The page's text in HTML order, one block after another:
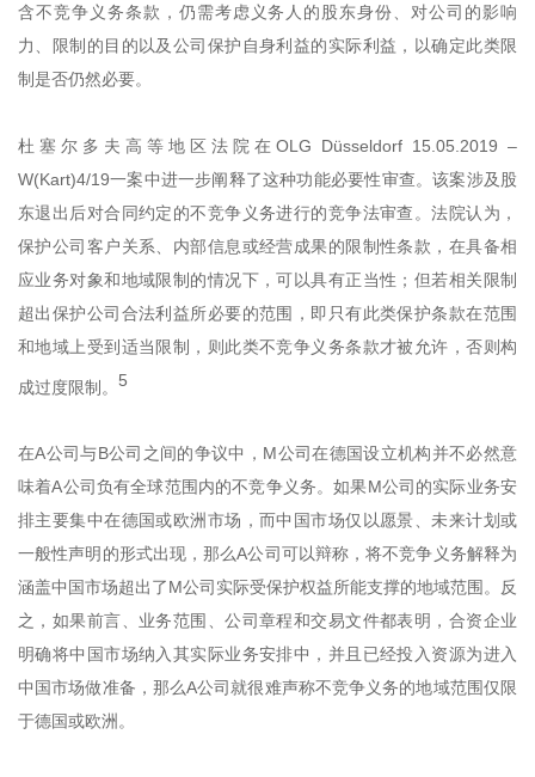
含不竞争义务条款，仍需考虑义务人的股东身份、对公司的影响
力、限制的目的以及公司保护自身利益的实际利益，以确定此类限
制是否仍然必要。
杜塞尔多夫高等地区法院在OLG Düsseldorf 15.05.2019 –
W(Kart)4/19一案中进一步阐释了这种功能必要性审查。该案涉及股
东退出后对合同约定的不竞争义务进行的竞争法审查。法院认为，
保护公司客户关系、内部信息或经营成果的限制性条款，在具备相
应业务对象和地域限制的情况下，可以具有正当性；但若相关限制
超出保护公司合法利益所必要的范围，即只有此类保护条款在范围
和地域上受到适当限制，则此类不竞争义务条款才被允许，否则构
成过度限制。 5
在A公司与B公司之间的争议中，M公司在德国设立机构并不必然意
味着A公司负有全球范围内的不竞争义务。如果M公司的实际业务安
排主要集中在德国或欧洲市场，而中国市场仅以愿景、未来计划或
一般性声明的形式出现，那么A公司可以辩称，将不竞争义务解释为
涵盖中国市场超出了M公司实际受保护权益所能支撑的地域范围。反
之，如果前言、业务范围、公司章程和交易文件都表明，合资企业
明确将中国市场纳入其实际业务安排中，并且已经投入资源为进入
中国市场做准备，那么A公司就很难声称不竞争义务的地域范围仅限
于德国或欧洲。